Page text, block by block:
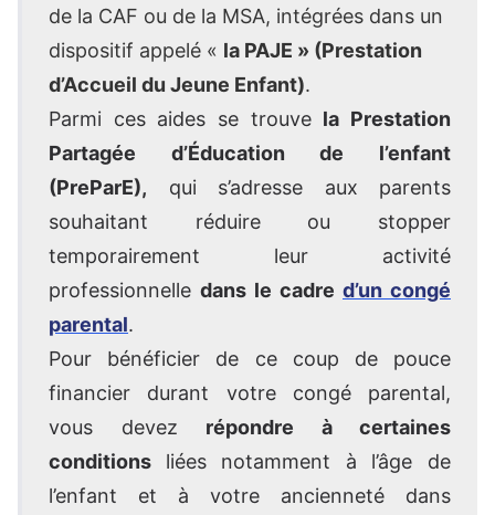
de la CAF ou de la MSA, intégrées dans un
dispositif appelé « la PAJE » (Prestation
d’Accueil du Jeune Enfant).
Parmi ces aides se trouve la Prestation
Partagée d’Éducation de l’enfant
(PreParE), qui s’adresse aux parents
souhaitant réduire ou stopper
temporairement leur activité
professionnelle dans le cadre d’un congé
parental.
Pour bénéficier de ce coup de pouce
financier durant votre congé parental,
vous devez répondre à certaines
conditions liées notamment à l’âge de
l’enfant et à votre ancienneté dans